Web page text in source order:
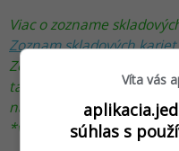
Viac o zozname
Zoznam skladových kariet
Zoznam surovín môžete
tak že do hornej časti
následne začnete písať
*vlašské).
Víta vás
súhlas s